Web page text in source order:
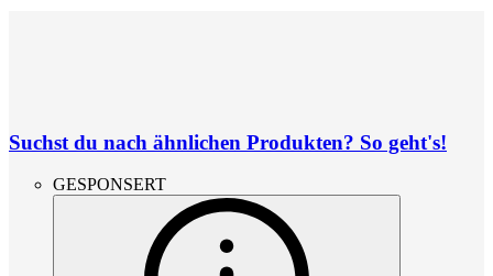
Suchst du nach ähnlichen Produkten? So geht's!
GESPONSERT